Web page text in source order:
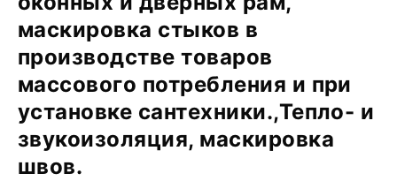
маскировка стыков в
производстве товаров
массового потребления и при
установке сантехники.,Тепло- и
звукоизоляция, маскировка
швов.